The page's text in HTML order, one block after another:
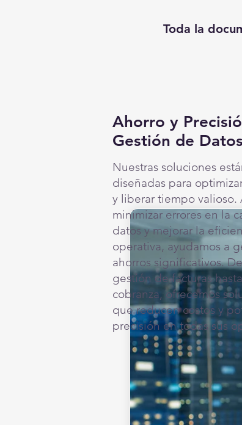
Toda la
Ahorro y
Gestión de Datos
Nuestras soluciones
diseñadas para
y liberar tiempo valioso.
minimizar errores en la
datos y mejorar la
operativa, ayudamos a
ahorros significativos.
gestión de facturas
cobranza, ofrecemos
que reducen costos y
precisión en todas sus